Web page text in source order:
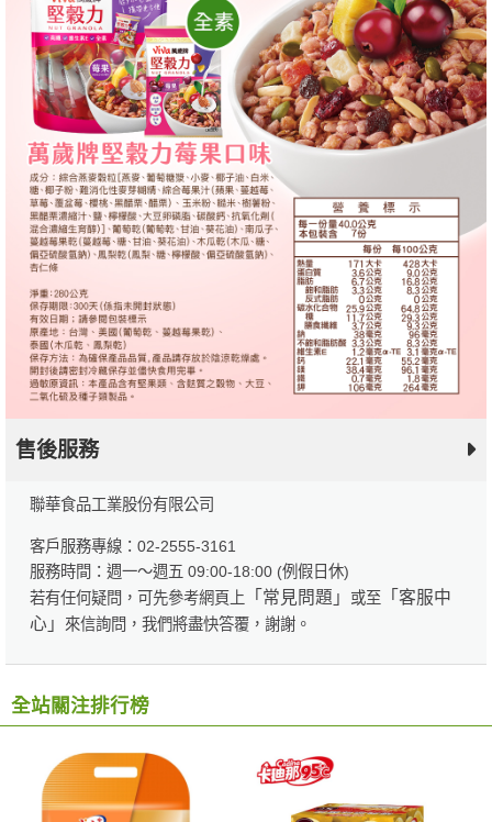
售後服務
聯華食品工業股份有限公司
客戶服務專線：02-2555-3161
服務時間：週一～週五 09:00-18:00 (例假日休)
若有任何疑問，可先參考網頁上 「常見問題」 或至「客服中
心」
來信詢問，我們將盡快答覆，謝謝。
全站關注排行榜